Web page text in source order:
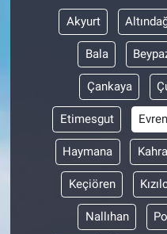
Akyurt
Bala
Çankaya
Etimesgut Evren
Haymana
Keçiören
Nallıhan